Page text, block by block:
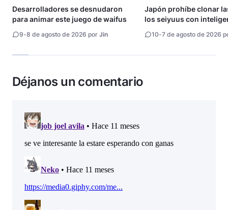
Desarrolladores se desnudaron
para animar este juego de waifus
9-8 de agosto de 2026 por Jin
Japón prohíbe clonar
los seiyuus con
10-7 de agosto de 2026
Déjanos un comentario